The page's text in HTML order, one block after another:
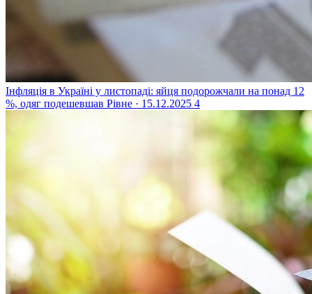
Інфляція в Україні у листопаді: яйця подорожчали на понад 12
%, одяг подешевшав Рівне · 15.12.2025 4